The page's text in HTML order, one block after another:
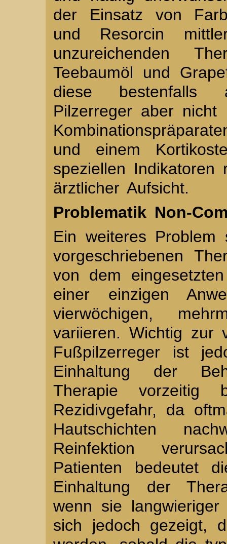
der Einsatz von
und Resorcin
unzureichenden
Teebaumöl und
diese bestenfalls
Pilzerreger aber
und einem
speziellen
ärztlicher Aufsicht.
Problematik Non-
Ein weiteres Problem
vorgeschriebenen
von dem
einer einzigen
vierwöchigen,
variieren. Wichtig zur
Fußpilzerreger ist
Einhaltung der
Therapie vorzeitig
Rezidivgefahr, da
Hautschichten
Reinfektion
Patienten bedeutet
Einhaltung der
wenn sie
sich jedoch gezeigt,